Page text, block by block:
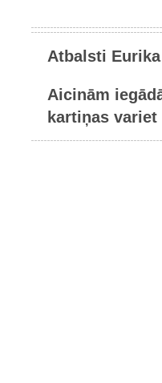
Atbalsti
Aicinām
kartiņas variet